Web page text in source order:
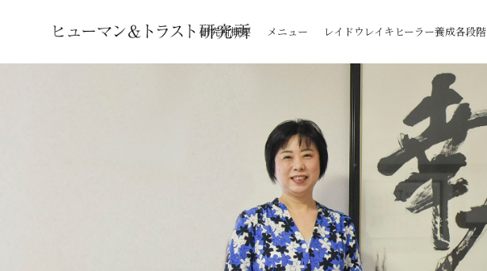
研究所概要 メニュー レイドウレイキヒーラー養成各段階